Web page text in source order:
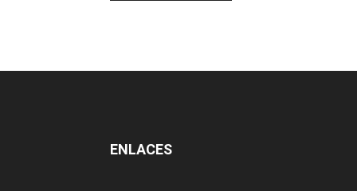
ENLACES